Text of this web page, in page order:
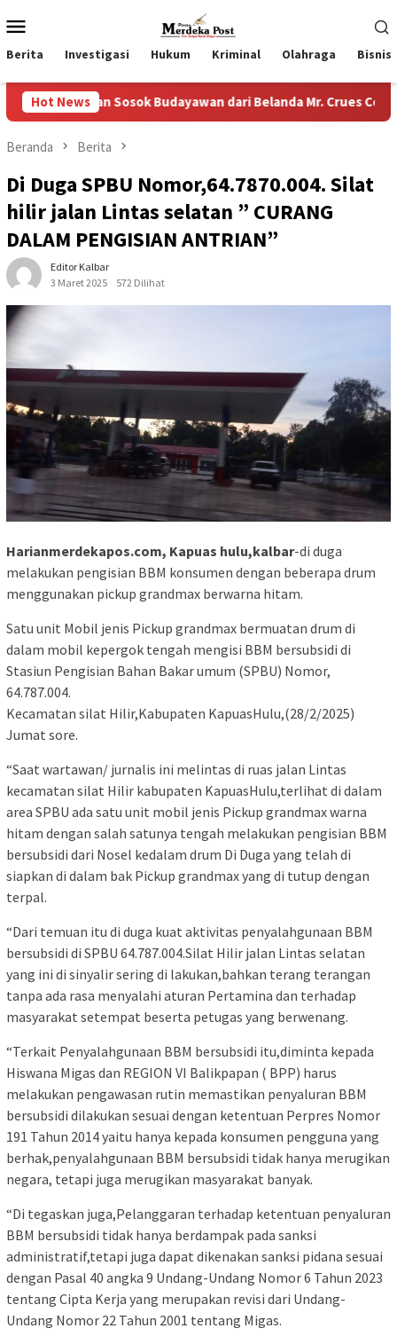
ke
kontenMobile
Berita Investigasi Hukum Kriminal Olahraga Bisnis
Hot News
Budayawan dari Belanda Mr. Crues Collen
Beranda Berita
Di Duga SPBU Nomor,64.7870.004. Silat
hilir jalan Lintas selatan ” CURANG
DALAM PENGISIAN ANTRIAN”
Editor Kalbar
3 Maret 2025
572 Dilihat
Harianmerdekapos.com, Kapuas hulu,kalbar-di duga
melakukan pengisian BBM konsumen dengan beberapa drum
menggunakan pickup grandmax berwarna hitam.
Satu unit Mobil jenis Pickup grandmax bermuatan drum di
dalam mobil kepergok tengah mengisi BBM bersubsidi di
Stasiun Pengisian Bahan Bakar umum (SPBU) Nomor,
64.787.004.
Kecamatan silat Hilir,Kabupaten KapuasHulu,(28/2/2025)
Jumat sore.
“Saat wartawan/ jurnalis ini melintas di ruas jalan Lintas
kecamatan silat Hilir kabupaten KapuasHulu,terlihat di dalam
area SPBU ada satu unit mobil jenis Pickup grandmax warna
hitam dengan salah satunya tengah melakukan pengisian BBM
bersubsidi dari Nosel kedalam drum Di Duga yang telah di
siapkan di dalam bak Pickup grandmax yang di tutup dengan
terpal.
“Dari temuan itu di duga kuat aktivitas penyalahgunaan BBM
bersubsidi di SPBU 64.787.004.Silat Hilir jalan Lintas selatan
yang ini di sinyalir sering di lakukan,bahkan terang terangan
tanpa ada rasa menyalahi aturan Pertamina dan terhadap
masyarakat setempat beserta petugas yang berwenang.
“Terkait Penyalahgunaan BBM bersubsidi itu,diminta kepada
Hiswana Migas dan REGION VI Balikpapan ( BPP) harus
melakukan pengawasan rutin memastikan penyaluran BBM
bersubsidi dilakukan sesuai dengan ketentuan Perpres Nomor
191 Tahun 2014 yaitu hanya kepada konsumen pengguna yang
berhak,penyalahgunaan BBM bersubsidi tidak hanya merugikan
negara, tetapi juga merugikan masyarakat banyak.
“Di tegaskan juga,Pelanggaran terhadap ketentuan penyaluran
BBM bersubsidi tidak hanya berdampak pada sanksi
administratif,tetapi juga dapat dikenakan sanksi pidana sesuai
dengan Pasal 40 angka 9 Undang-Undang Nomor 6 Tahun 2023
tentang Cipta Kerja yang merupakan revisi dari Undang-
Undang Nomor 22 Tahun 2001 tentang Migas.